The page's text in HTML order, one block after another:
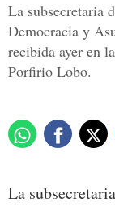
La subsecretaria
Democracia y
recibida ayer en
Porfirio Lobo.
La